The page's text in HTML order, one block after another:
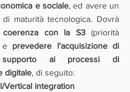
e sociale, ed avere un
maturità tecnologica. Dovrà
coerenza con la S3 (priorità
e prevedere l'acquisizione di
ai processi di
digitale, di seguito:
Vertical integration